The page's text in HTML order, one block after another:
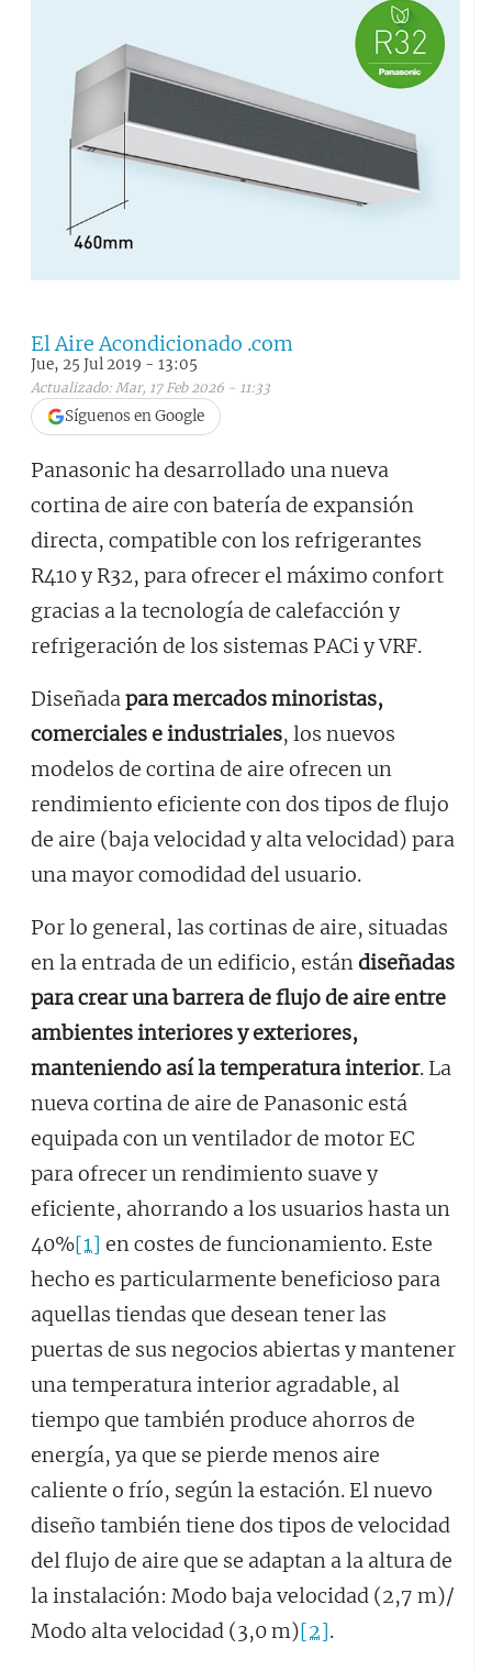
El Aire Acondicionado .com
Jue, 25 Jul 2019 - 13:05
Actualizado: Mar, 17 Feb 2026 - 11:33
Síguenos en Google
Panasonic ha desarrollado una nueva
cortina de aire con batería de expansión
directa, compatible con los refrigerantes
R410 y R32, para ofrecer el máximo confort
gracias a la tecnología de calefacción y
refrigeración de los sistemas PACi y VRF.
Diseñadapara mercados minoristas,
comerciales e industriales, los nuevos
modelos de cortina de aire ofrecen un
rendimiento eficiente con dos tipos de flujo
de aire (baja velocidad y alta velocidad) para
una mayor comodidad del usuario.
Por lo general, las cortinas de aire, situadas
en la entrada de un edificio, estándiseñadas
para crear una barrera de flujo de aire entre
ambientes interiores y exteriores,
manteniendo así la temperatura interior. La
nueva cortina de aire de Panasonic está
equipada con un ventilador de motor EC
para ofrecer un rendimiento suave y
eficiente, ahorrando a los usuarios hasta un
40%[1] en costes de funcionamiento. Este
hecho es particularmente beneficioso para
aquellas tiendas que desean tener las
puertas de sus negocios abiertas y mantener
una temperatura interior agradable, al
tiempo que también produce ahorros de
energía, ya que se pierde menos aire
caliente o frío, según la estación. El nuevo
diseño también tiene dos tipos de velocidad
del flujo de aire que se adaptan a la altura de
la instalación: Modo baja velocidad (2,7 m)/
Modo alta velocidad (3,0 m)[2].